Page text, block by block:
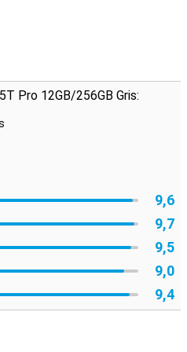
via des options de
Pro 12GB/256GB Gris:
9,6
9,7
9,5
9,0
9,4